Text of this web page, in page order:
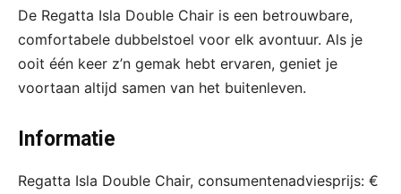
De Regatta Isla Double Chair is een betrouwbare,
comfortabele dubbelstoel voor elk avontuur. Als je
ooit één keer z’n gemak hebt ervaren, geniet je
voortaan altijd samen van het buitenleven.
Informatie
Regatta Isla Double Chair, consumentenadviesprijs: €